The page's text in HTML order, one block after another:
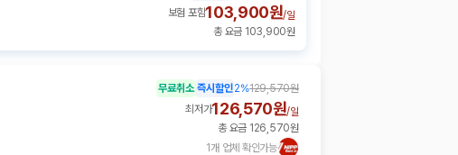
보험 포함103,900원/일
총 요금 103,900원
1개 업체 확인가능
무료취소 즉시할인2%129,570원
최저가126,570원/일
총 요금 126,570원